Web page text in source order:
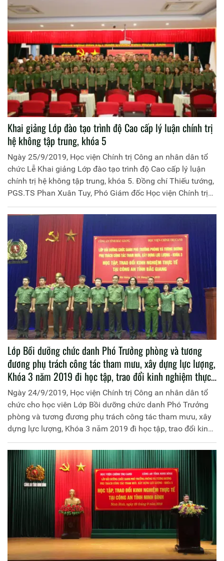
Phó Giám đốc Học viện Chính trị Công an nhân dân chủ trì
buổi học tập.
Khai giảng Lớp đào tạo trình độ Cao cấp lý luận chính trị
hệ không tập trung, khóa 5
Ngày 25/9/2019, Học viện Chính trị Công an nhân dân tổ
chức Lễ Khai giảng Lớp đào tạo trình độ Cao cấp lý luận
chính trị hệ không tập trung, khóa 5. Đồng chí Thiếu tướng,
PGS.TS Phan Xuân Tuy, Phó Giám đốc Học viện Chính trị
Công an nhân dân chủ trì buổi Lễ.
Lớp Bồi dưỡng chức danh Phó Trưởng phòng và tương
đương phụ trách công tác tham mưu, xây dựng lực lượng,
Khóa 3 năm 2019 đi học tập, trao đổi kinh nghiệm thực
tế tại Công an tỉnh Bắc Giang
Ngày 24/9/2019, Học viện Chính trị Công an nhân dân tổ
chức cho học viên Lớp Bồi dưỡng chức danh Phó Trưởng
phòng và tương đương phụ trách công tác tham mưu, xây
dựng lực lượng, Khóa 3 năm 2019 đi học tập, trao đổi kinh
nghiệm thực tế tại Công an tỉnh Bắc Giang. Đoàn học tập,
trao đổi kinh nghiệm thực tế của Học viện do đồng chí
Thiếu tướng Dương Như Hồng, Phó Giám đốc Học viện
Chính trị Công an nhân dân làm Trưởng đoàn.